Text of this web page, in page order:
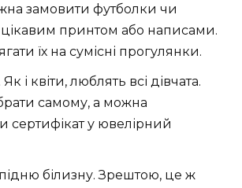
замовити футболки чи
цікавим принтом або написами.
їх на сумісні прогулянки.
і квіти, люблять всі дівчата.
самому, а можна
сертифікат у ювелірний
білизну. Зрештою, це ж